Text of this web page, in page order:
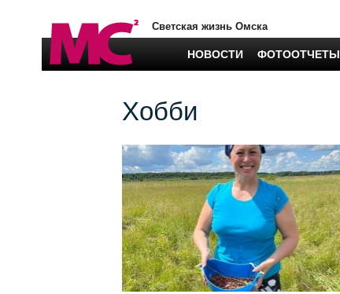
Светская жизнь Омска
НОВОСТИ ФОТООТЧЕТЫ
Хобби